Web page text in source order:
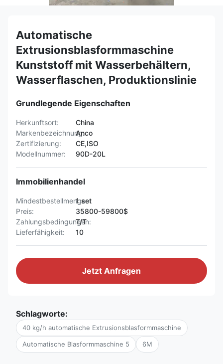
Automatische
Extrusionsblasformmaschine
Kunststoff mit Wasserbehältern,
Wasserflaschen, Produktionslinie
Grundlegende Eigenschaften
Herkunftsort:
China
Markenbezeichnung:Anco
Zertifizierung:
CE,ISO
Modellnummer:
90D-20L
Immobilienhandel
Mindestbestellmenge:
1 set
Preis:
35800-59800$
Zahlungsbedingungen:
T/T
Lieferfähigkeit:
10
Jetzt Anfragen
Schlagworte:
40 kg/h automatische Extrusionsblasformmaschine
Automatische Blasformmaschine 5 6M